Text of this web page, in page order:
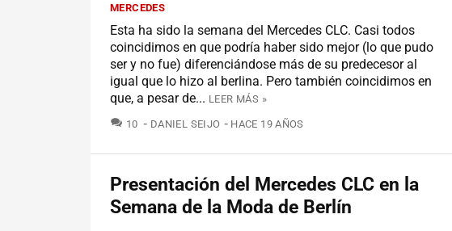
MERCEDES
Esta ha sido la semana del Mercedes CLC. Casi todos
coincidimos en que podría haber sido mejor (lo que pudo
ser y no fue) diferenciándose más de su predecesor al
igual que lo hizo al berlina. Pero también coincidimos en
que, a pesar de... LEER MÁS »
10 COMENTARIOS
DANIEL SEIJO HACE 19 AÑOS
Presentación del Mercedes CLC en la
Semana de la Moda de Berlín